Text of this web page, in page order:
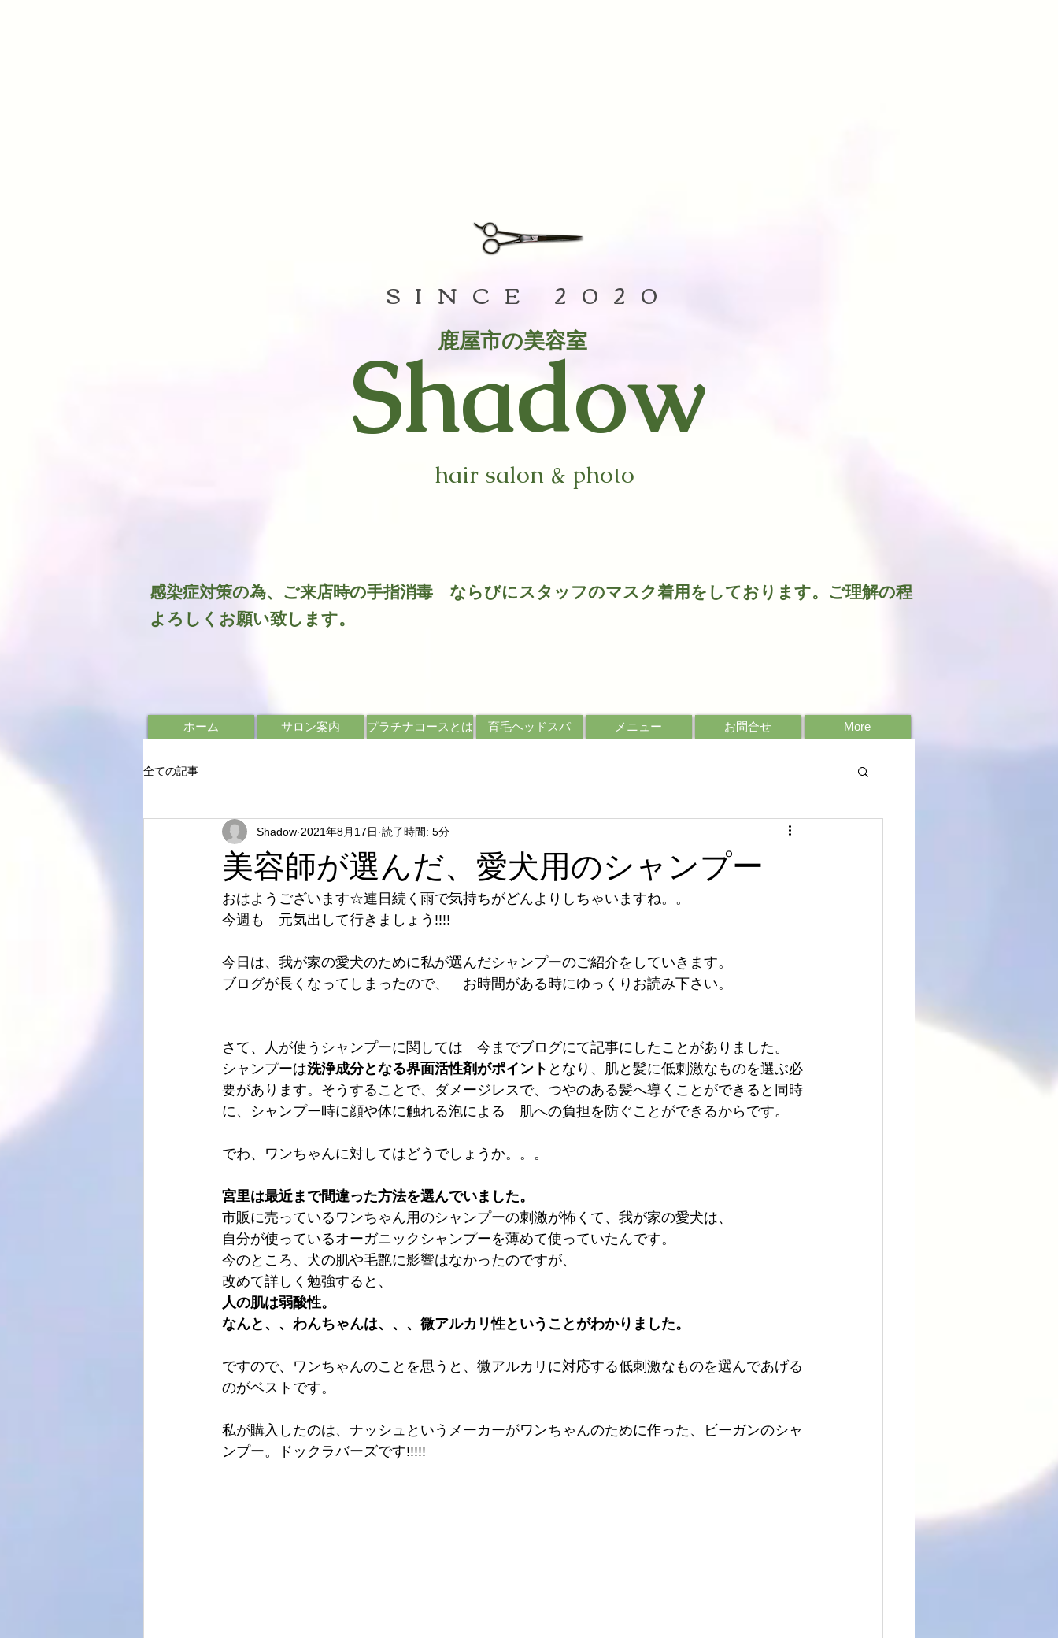
SINCE 2020
​Shadow
hair salon & photo
鹿屋市の美容室
​感染症対策の為、ご来店時の手指消毒 ならびにスタッフのマスク着用をしております。ご理解の程
よろしくお願い致します。​
ホーム サロン案内 プラチナコースとは 育毛ヘッドスパ メニュー お問合せ More
全ての記事
美容師が選んだ、愛犬用のシャンプー
Shadow 2021年8月17日 読了時間: 5分
おはようございます☆連日続く雨で気持ちがどんよりしちゃいますね。。
今週も　元気出して行きましょう!!!!
今日は、我が家の愛犬のために私が選んだシャンプーのご紹介をしていきます。
ブログが長くなってしまったので、　お時間がある時にゆっくりお読み下さい。
さて、人が使うシャンプーに関しては　今までブログにて記事にしたことがありました。
シャンプーは洗浄成分となる界面活性剤がポイント となり、肌と髪に低刺激なものを選ぶ必
要があります。そうすることで、ダメージレスで、つやのある髪へ導くことができると同時
に、シャンプー時に顔や体に触れる泡による　肌への負担を防ぐことができるからです。
でわ、ワンちゃんに対してはどうでしょうか。。。
宮里は最近まで間違った方法を選んでいました。
市販に売っているワンちゃん用のシャンプーの刺激が怖くて、我が家の愛犬は、
自分が使っているオーガニックシャンプーを薄めて使っていたんです。
今のところ、犬の肌や毛艶に影響はなかったのですが、
改めて詳しく勉強すると、
人の肌は弱酸性。
なんと、、わんちゃんは、、、微アルカリ性ということがわかりました。
ですので、ワンちゃんのことを思うと、微アルカリに対応する低刺激なものを選んであげる
のがベストです。
私が購入したのは、ナッシュというメーカーがワンちゃんのために作った、ビーガンのシャ
ンプー。ドックラバーズです!!!!!